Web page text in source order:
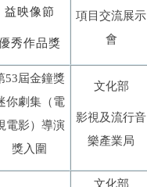
益映像節
秀作品獎
項目交流展示
會
53屆金鐘獎
你劇集（電
電影）導演
獎入圍
文化部
影視及流行音
樂產業局
文化部